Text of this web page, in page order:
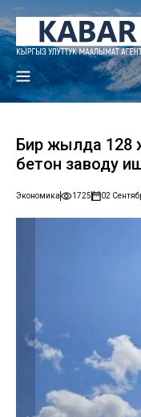
Бир жылда 128
бетон заводу
Экономика 1725 02